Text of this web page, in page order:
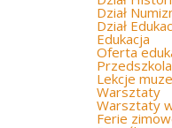
Dział
Dział
Edukacja
Oferta
Przedszkola
Lekcje
Warsztaty
Warsztaty
Ferie